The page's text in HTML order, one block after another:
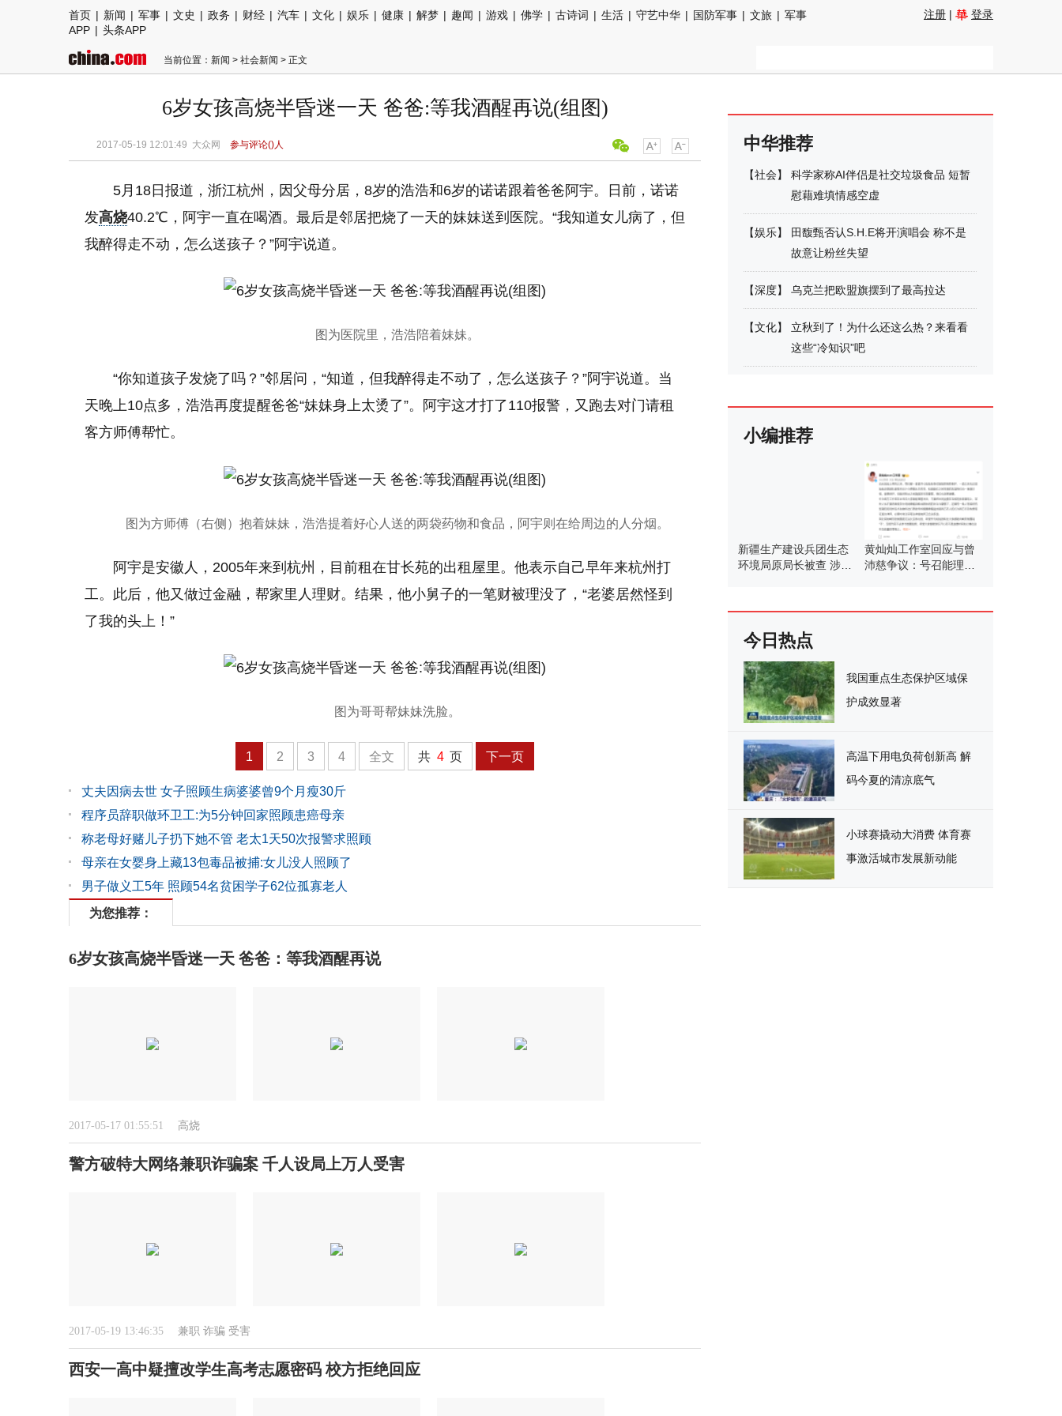
首页 | 新闻 | 军事 | 文史 | 政务 | 财经 | 汽车 | 文化 | 娱乐 | 健康 | 解梦 | 趣闻 | 游戏 | 佛学 | 古诗词 | 生活 | 守艺中华 | 国防军事 | 文旅 | 军事
APP | 头条APP
注册 | 登录
当前位置： 新闻 > 社会新闻 > 正文
6岁女孩高烧半昏迷一天 爸爸:等我酒醒再说(组图)
2017-05-19 12:01:49 大众网 参与评论()人
5月18日报道，浙江杭州，因父母分居，8岁的浩浩和6岁的诺诺跟着爸爸阿宇。日前，诺诺
发高烧40.2℃，阿宇一直在喝酒。最后是邻居把烧了一天的妹妹送到医院。“我知道女儿病了，但
我醉得走不动，怎么送孩子？”阿宇说道。
图为医院里，浩浩陪着妹妹。
“你知道孩子发烧了吗？”邻居问，“知道，但我醉得走不动了，怎么送孩子？”阿宇说道。当
天晚上10点多，浩浩再度提醒爸爸“妹妹身上太烫了”。阿宇这才打了110报警，又跑去对门请租
客方师傅帮忙。
图为方师傅（右侧）抱着妹妹，浩浩提着好心人送的两袋药物和食品，阿宇则在给周边的人分烟。
阿宇是安徽人，2005年来到杭州，目前租在甘长苑的出租屋里。他表示自己早年来杭州打
工。此后，他又做过金融，帮家里人理财。结果，他小舅子的一笔财被理没了，“老婆居然怪到
了我的头上！”
图为哥哥帮妹妹洗脸。
1 2 3 4 全文 共 4 页 下一页
丈夫因病去世 女子照顾生病婆婆曾9个月瘦30斤
程序员辞职做环卫工:为5分钟回家照顾患癌母亲
称老母好赌儿子扔下她不管 老太1天50次报警求照顾
母亲在女婴身上藏13包毒品被捕:女儿没人照顾了
男子做义工5年 照顾54名贫困学子62位孤寡老人
为您推荐：
6岁女孩高烧半昏迷一天 爸爸：等我酒醒再说
2017-05-17 01:55:51 高烧
警方破特大网络兼职诈骗案 千人设局上万人受害
2017-05-19 13:46:35 兼职 诈骗 受害
西安一高中疑擅改学生高考志愿密码 校方拒绝回应
中华推荐
【社会】
科学家称AI伴侣是社交垃圾食品 短暂
慰藉难填情感空虚
【娱乐】
田馥甄否认S.H.E将开演唱会 称不是
故意让粉丝失望
【深度】 乌克兰把欧盟旗摆到了最高拉达
【文化】
立秋到了！为什么还这么热？来看看
这些“冷知识”吧
小编推荐
新疆生产建设兵团生态
环境局原局长被查 涉嫌
黄灿灿工作室回应与曾
沛慈争议：号召能理智
今日热点
我国重点生态保护区域保
护成效显著
高温下用电负荷创新高 解
码今夏的清凉底气
小球赛撬动大消费 体育赛
事激活城市发展新动能